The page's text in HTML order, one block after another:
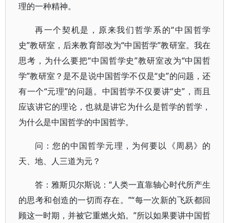
理的一种精神。
再一个契机是，原来我们哲学系的“中国哲学
史”教研室，后来教育部改为“中国哲学”教研室。我在
思考，为什么要把“中国哲学史”教研室改为“中国哲
学”教研室？是不是说中国哲学不仅是“史”的问题，还
有一个“元理”的问题。中国哲学不仅要讲“史”，而且
应该讲它的理论，也就是讲它为什么是哲学的哲学，
为什么是中国哲学的中国哲学。
问：您的中国哲学元理，为何要以《周易》的
天、地、人三道为元？
答：雅斯贝尔斯说：“人类一直靠轴心时代所产生
的思考和创造的一切而存在。”“每一次新的飞跃都回
顾这一时期，并被它重燃火焰。”所以如果要讲中国哲